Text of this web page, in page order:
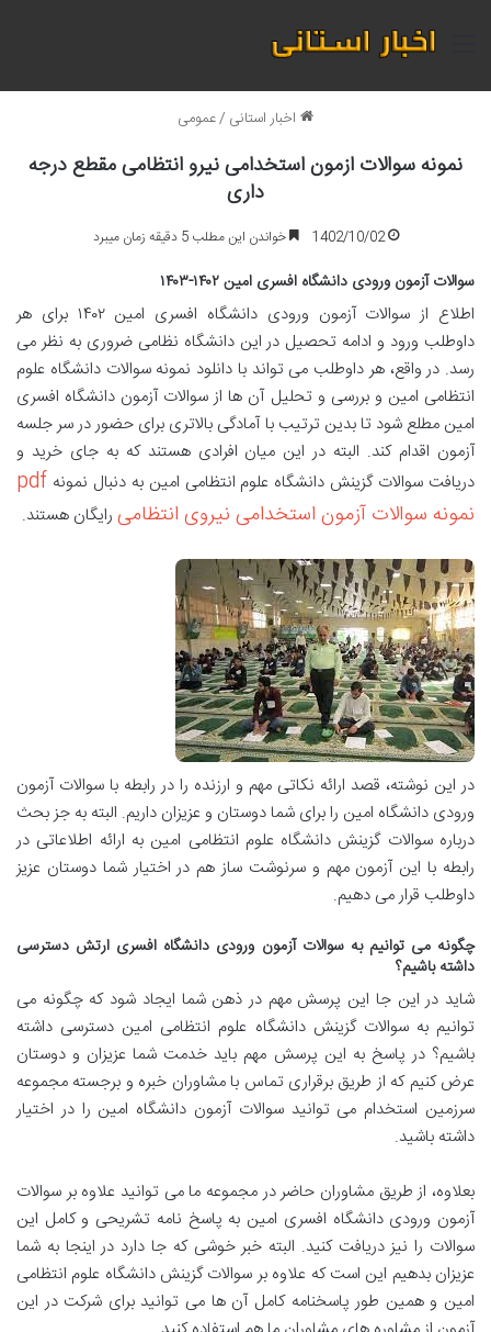
منو
اخبار استانی /عمومی
نمونه سوالات ازمون استخدامی نیرو انتظامی مقطع درجه
داری
1402/10/02 خواندن این مطلب 5 دقیقه زمان میبرد
سوالات آزمون ورودی دانشگاه افسری امین ۱۴۰۲-۱۴۰۳
اطلاع از سوالات آزمون ورودی دانشگاه افسری امین ۱۴۰۲ برای هر
داوطلب ورود و ادامه تحصیل در این دانشگاه نظامی ضروری به نظر می
رسد. در واقع، هر داوطلب می تواند با دانلود نمونه سوالات دانشگاه علوم
انتظامی امین و بررسی و تحلیل آن ها از سوالات آزمون دانشگاه افسری
امین مطلع شود تا بدین ترتیب با آمادگی بالاتری برای حضور در سر جلسه
آزمون اقدام کند. البته در این میان افرادی هستند که به جای خرید و
دریافت سوالات گزینش دانشگاه علوم انتظامی امین به دنبال نمونه pdf
نمونه سوالات آزمون استخدامی نیروی انتظامی رایگان هستند.
در این نوشته، قصد ارائه نکاتی مهم و ارزنده را در رابطه با سوالات آزمون
ورودی دانشگاه امین را برای شما دوستان و عزیزان داریم. البته به جز بحث
درباره سوالات گزینش دانشگاه علوم انتظامی امین به ارائه اطلاعاتی در
رابطه با این آزمون مهم و سرنوشت ساز هم در اختیار شما دوستان عزیز
داوطلب قرار می دهیم.
چگونه می توانیم به سوالات آزمون ورودی دانشگاه افسری ارتش دسترسی
داشته باشیم؟
شاید در این جا این پرسش مهم در ذهن شما ایجاد شود که چگونه می
توانیم به سوالات گزینش دانشگاه علوم انتظامی امین دسترسی داشته
باشیم؟ در پاسخ به این پرسش مهم باید خدمت شما عزیزان و دوستان
عرض کنیم که از طریق برقراری تماس با مشاوران خبره و برجسته مجموعه
سرزمین استخدام می توانید سوالات آزمون دانشگاه امین را در اختیار
داشته باشید.
بعلاوه، از طریق مشاوران حاضر در مجموعه ما می توانید علاوه بر سوالات
آزمون ورودی دانشگاه افسری امین به پاسخ نامه تشریحی و کامل این
سوالات را نیز دریافت کنید. البته خبر خوشی که جا دارد در اینجا به شما
عزیزان بدهیم این است که علاوه بر سوالات گزینش دانشگاه علوم انتظامی
امین و همین طور پاسخنامه کامل آن ها می توانید برای شرکت در این